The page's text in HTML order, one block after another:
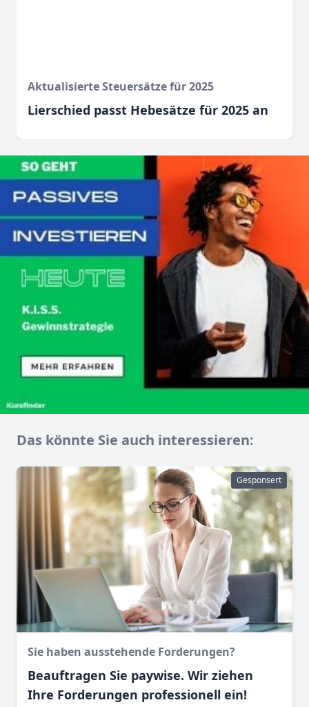
Aktualisierte Steuersätze für 2025
Lierschied passt Hebesätze für 2025 an
Das könnte Sie auch interessieren:
Gesponsert
Sie haben ausstehende Forderungen?
Beauftragen Sie paywise. Wir ziehen
Ihre Forderungen professionell ein!